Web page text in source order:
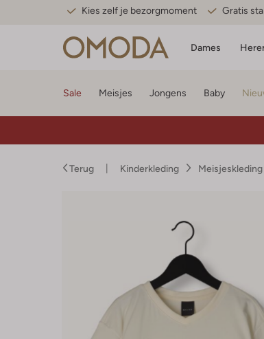
Kies zelf je bezorgmoment Gratis
Dames
Sale Meisjes Jongens Baby
Terug Kinderkleding Meisjeskleding